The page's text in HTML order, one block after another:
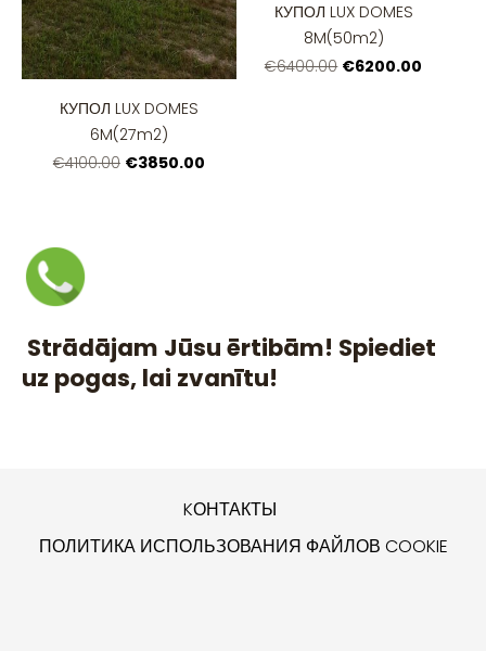
Strādājam Jūsu ērtibām! Spiediet
uz pogas, lai zvanītu!
КУПОЛ LUX DOMES
6M(27m2)
€4100.00 €3850.00
КУПОЛ LUX DOMES
8M(50m2)
€6400.00 €6200.00
KОНТАКТЫ
ПОЛИТИКА ИСПОЛЬЗОВАНИЯ ФАЙЛОВ COOKIE